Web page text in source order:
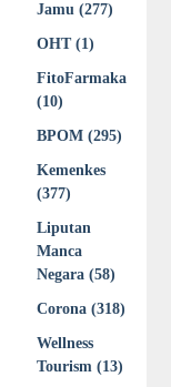
Jamu (277)
OHT (1)
FitoFarmaka
(10)
BPOM (295)
Kemenkes
(377)
Liputan
Manca
Negara (58)
Corona (318)
Wellness
Tourism (13)